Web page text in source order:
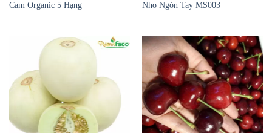
Cam Organic 5 Hạng Nho Ngón Tay MS003